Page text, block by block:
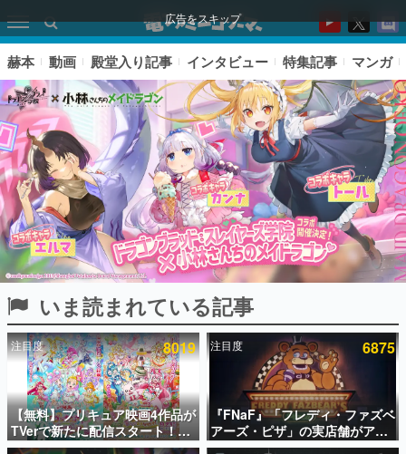
広告をスキップ
ピックアップ
電ファミのいま読まれている記事ランキング
アプリセール情報
インタビュー
赫本 動画 殿堂入り記事 インタビュー 特集記事 マンガ
いま読まれている記事
注目度 8019
【無料】プリキュア映画4作品が
TVerで新たに配信スタート！な
んと2018年～2024年の映画ほぼ
注目度 6875
『FNaF』「フレディ・ファズベ
アーズ・ピザ」の実店舗がアメ
リカの商業施設「American